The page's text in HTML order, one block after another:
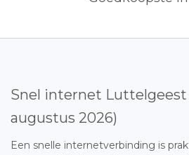
Snel internet Luttelgeest
augustus 2026)
Een snelle internetverbinding is